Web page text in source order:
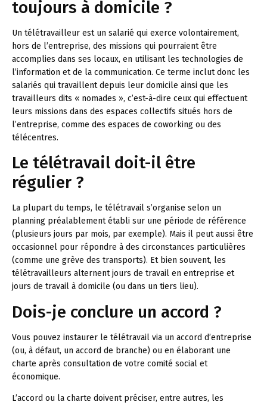
toujours à domicile ?
Un télétravailleur est un salarié qui exerce volontairement,
hors de l’entreprise, des missions qui pourraient être
accomplies dans ses locaux, en utilisant les technologies de
l’information et de la communication. Ce terme inclut donc les
salariés qui travaillent depuis leur domicile ainsi que les
travailleurs dits « nomades », c’est-à-dire ceux qui effectuent
leurs missions dans des espaces collectifs situés hors de
l’entreprise, comme des espaces de coworking ou des
télécentres.
Le télétravail doit-il être
régulier ?
La plupart du temps, le télétravail s’organise selon un
planning préalablement établi sur une période de référence
(plusieurs jours par mois, par exemple). Mais il peut aussi être
occasionnel pour répondre à des circonstances particulières
(comme une grève des transports). Et bien souvent, les
télétravailleurs alternent jours de travail en entreprise et
jours de travail à domicile (ou dans un tiers lieu).
Dois-je conclure un accord ?
Vous pouvez instaurer le télétravail via un accord d’entreprise
(ou, à défaut, un accord de branche) ou en élaborant une
charte après consultation de votre comité social et
économique.
L’accord ou la charte doivent préciser, entre autres, les